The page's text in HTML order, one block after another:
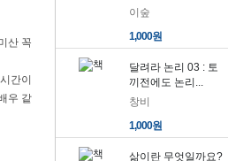
산 꼭
간이
우 같
이숲
1,000원
달려라 논리 03 : 토
끼전에도 논리...
창비
1,000원
삶이란 무엇일까요?